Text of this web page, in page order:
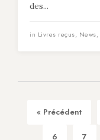
des...
in Livres reçus, News,
« Précédent
6 7